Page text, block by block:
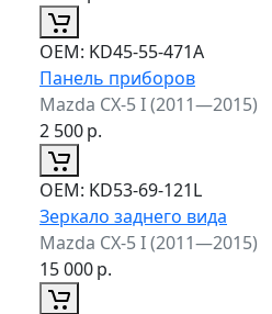
ОЕМ: KD45-55-471A
Панель приборов
Mazda CX-5 I (2011—2015)
2 500р.
ОЕМ: KD53-69-121L
Зеркало заднего вида
Mazda CX-5 I (2011—2015)
15 000р.